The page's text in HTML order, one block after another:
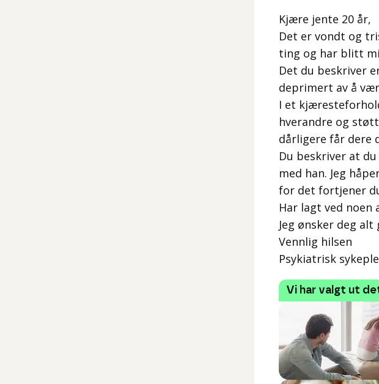
Kjære jente 20 år,
Det er vondt og
ting og har blitt
Det du beskriver
deprimert av å
I et
hverandre og
dårligere får dere
Du beskriver at
med han. Jeg
for det fortjener
Har lagt ved
Jeg ønsker deg
Vennlig hilsen
Psykiatrisk
Vi har valgt ut